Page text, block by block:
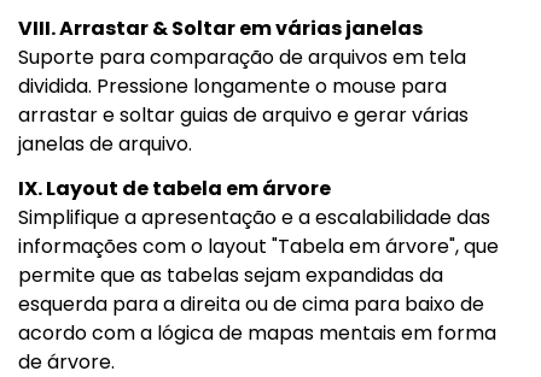
VIII. Arrastar & Soltar em várias janelas
Suporte para comparação de arquivos em tela
dividida. Pressione longamente o mouse para
arrastar e soltar guias de arquivo e gerar várias
janelas de arquivo.
IX. Layout de tabela em árvore
Simplifique a apresentação e a escalabilidade das
informações com o layout "Tabela em árvore", que
permite que as tabelas sejam expandidas da
esquerda para a direita ou de cima para baixo de
acordo com a lógica de mapas mentais em forma
de árvore.